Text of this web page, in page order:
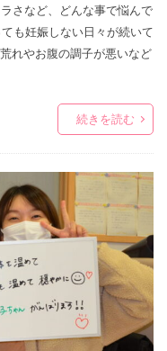
さなど、どんな事で悩んで
も妊娠しない日々が続いて
れやお腹の調子が悪いなど
続きを読む